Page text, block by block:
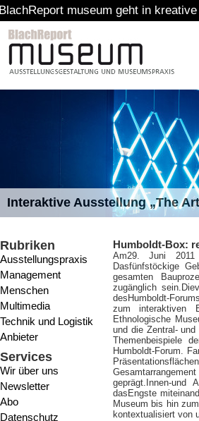
museum geht in kreative Pause
Interaktive Ausstellung „The
Rubriken
Ausstellungspraxis
Management
Menschen
Multimedia
Technik und Logistik
Anbieter
Services
Wir über uns
Newsletter
Abo
Datenschutz
Humboldt-Box:
Am29. Juni 2011
Dasfünfstöckige
gesamten
zugänglich
desHumboldt-
zum interaktiven
Ethnologische
und die Zentral-
Themenbeispiele
Humboldt-Forum.
geprägt.Innen-
dasEngste
Museum bis hin
kontextualisiert von